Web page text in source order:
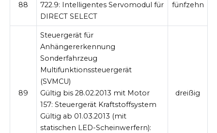
88
722.9: Intelligentes Servomodul für
DIRECT SELECT
fünfzehn
89
Steuergerät für
Anhängererkennung
Sonderfahrzeug
Multifunktionssteuergerät
(SVMCU)
Gültig bis 28.02.2013 mit Motor
157: Steuergerät Kraftstoffsystem
Gültig ab 01.03.2013 (mit
statischen LED-Scheinwerfern):
dreißig